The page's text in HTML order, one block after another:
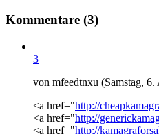
Kommentare (3)
3
von mfeedtnxu (Samstag,
<a href="http://
<a href="http://
<a href="http://